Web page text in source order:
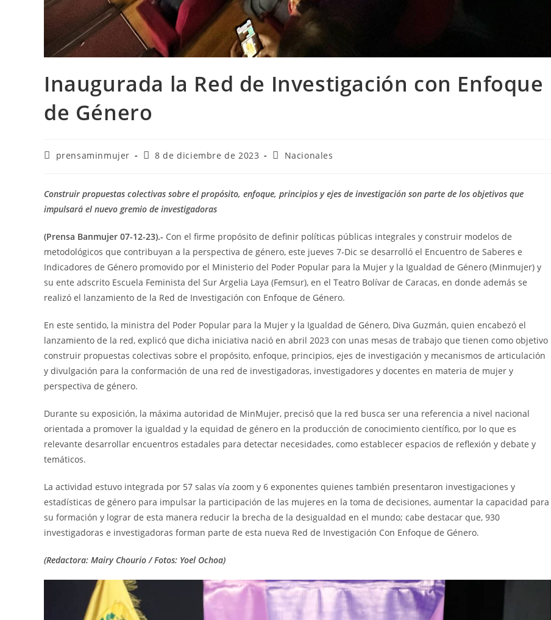
Inaugurada la Red de Investigación con Enfoque
de Género
prensaminmujer 8 de diciembre de 2023 Nacionales
Construir propuestas colectivas sobre el propósito, enfoque, principios y ejes de investigación son parte de los objetivos que
impulsará el nuevo gremio de investigadoras
(Prensa Banmujer 07-12-23).- Con el firme propósito de definir políticas públicas integrales y construir modelos de
metodológicos que contribuyan a la perspectiva de género, este jueves 7-Dic se desarrolló el Encuentro de Saberes e
Indicadores de Género promovido por el Ministerio del Poder Popular para la Mujer y la Igualdad de Género (Minmujer) y
su ente adscrito Escuela Feminista del Sur Argelia Laya (Femsur), en el Teatro Bolívar de Caracas, en donde además se
realizó el lanzamiento de la Red de Investigación con Enfoque de Género.
En este sentido, la ministra del Poder Popular para la Mujer y la Igualdad de Género, Diva Guzmán, quien encabezó el
lanzamiento de la red, explicó que dicha iniciativa nació en abril 2023 con unas mesas de trabajo que tienen como objetivo
construir propuestas colectivas sobre el propósito, enfoque, principios, ejes de investigación y mecanismos de articulación
y divulgación para la conformación de una red de investigadoras, investigadores y docentes en materia de mujer y
perspectiva de género.
Durante su exposición, la máxima autoridad de MinMujer, precisó que la red busca ser una referencia a nivel nacional
orientada a promover la igualdad y la equidad de género en la producción de conocimiento científico, por lo que es
relevante desarrollar encuentros estadales para detectar necesidades, como establecer espacios de reflexión y debate y
temáticos.
La actividad estuvo integrada por 57 salas vía zoom y 6 exponentes quienes también presentaron investigaciones y
estadísticas de género para impulsar la participación de las mujeres en la toma de decisiones, aumentar la capacidad para
su formación y lograr de esta manera reducir la brecha de la desigualdad en el mundo; cabe destacar que, 930
investigadoras e investigadoras forman parte de esta nueva Red de Investigación Con Enfoque de Género.
(Redactora: Mairy Chourio / Fotos: Yoel Ochoa)